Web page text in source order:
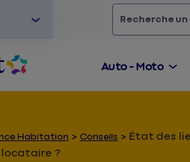
Rechercher
Auto - Moto
Habitation Conseils
État des
locataire ?